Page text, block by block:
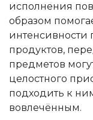
исполнения
образом
интенсивности
продуктов,
предметов
целостного
подходить к
вовлечённым.